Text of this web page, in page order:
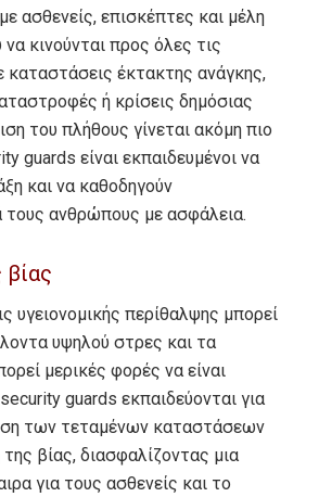
ασθενείς, επισκέπτες και μέλη
κινούνται προς όλες τις
καταστάσεις έκτακτης ανάγκης,
ή κρίσεις δημόσιας
του πλήθους γίνεται ακόμη πιο
guards είναι εκπαιδευμένοι να
και να καθοδηγούν
τους ανθρώπους με ασφάλεια.
υγειονομικής περίθαλψης μπορεί
υψηλού στρες και τα
μερικές φορές να είναι
guards εκπαιδεύονται για
των τεταμένων καταστάσεων
βίας, διασφαλίζοντας μια
για τους ασθενείς και το